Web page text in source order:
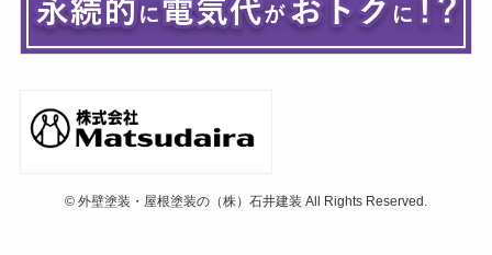
© 外壁塗装・屋根塗装の（株）石井建装 All Rights Reserved.